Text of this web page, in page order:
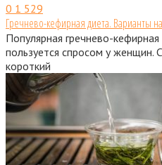
0 1 529
Гречнево-кефирная диета. Варианты
Популярная гречнево-
пользуется спросом у женщин.
короткий